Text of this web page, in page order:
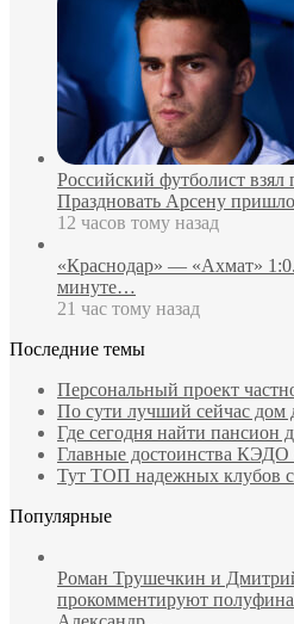
Российский футболист
Праздновать Арсену
12 часов тому назад
«Краснодар» — «Ахмат»
минуте…
21 час тому назад
Последние темы
Персональный проект
По сути лучший сейчас дом
Где сегодня найти пансион
Главные достоинства
Тут ТОП надежных клубов
Популярные
Роман Трушечкин и
прокомментируют